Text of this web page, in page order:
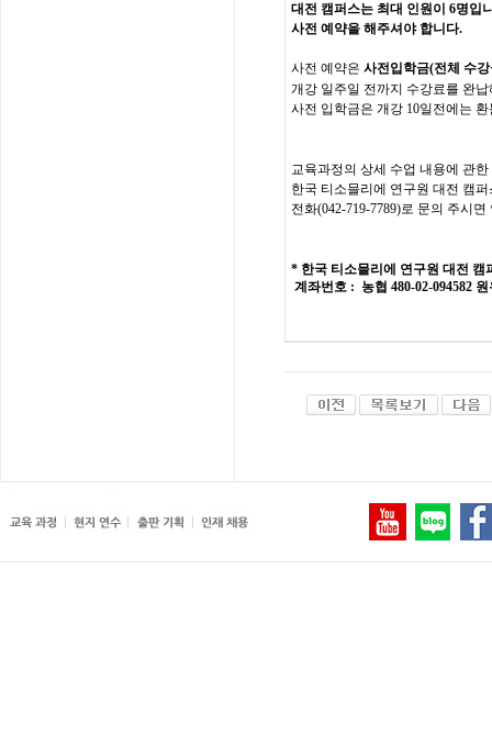
대전 캠퍼스는 최대 인원이 6명입
사전 예약을 해주셔야 합니다.
사전 예약은 사전입학금(전체 수
개강 일주일 전까지 수강료를 완
사전 입학금은 개강 10일전에는
교육과정의 상세 수업 내용에 관한
한국 티소믈리에 연구원 대전 캠
전화(042-719-7789)로 문의 주시면
* 한국 티소믈리에 연구원 대전 캠
계좌번호 : 농협 480-02-094582